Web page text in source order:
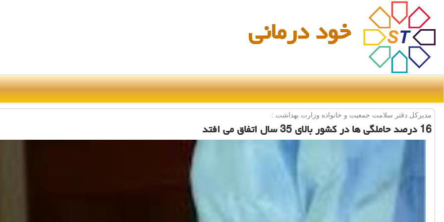
خود درمانی
مدیركل دفتر سلامت جمعیت و خانواده وزارت بهداشت :
16 درصد حاملگی ها در كشور بالای 35 سال اتفاق می افتد